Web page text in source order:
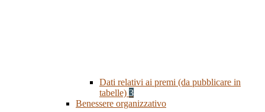
Dati relativi ai premi (da pubblicare in
tabelle) 3
Benessere organizzativo